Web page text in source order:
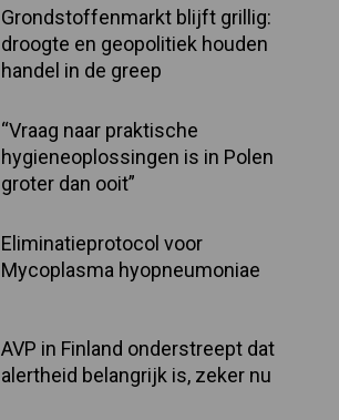
Grondstoffenmarkt blijft grillig:
droogte en geopolitiek houden
handel in de greep
“Vraag naar praktische
hygieneoplossingen is in Polen
groter dan ooit”
Eliminatieprotocol voor
Mycoplasma hyopneumoniae
AVP in Finland onderstreept dat
alertheid belangrijk is, zeker nu